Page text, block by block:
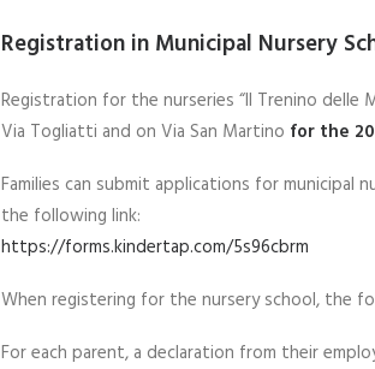
Registration in Municipal Nursery
Registration for the nurseries “Il Trenino delle
Via Togliatti and on Via San Martino for the
Families can submit applications for municipal
the following link:
https://forms.kindertap.com/5s96cbrm
When registering for the nursery school, the
For each parent, a declaration from their